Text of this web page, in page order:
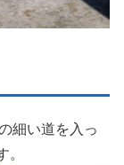
細い道を入っ
。